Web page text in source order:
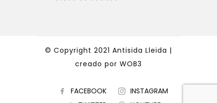
© Copyright 2021 Antisida Lleida |
creado por WOB3
FACEBOOK
INSTAGRAM